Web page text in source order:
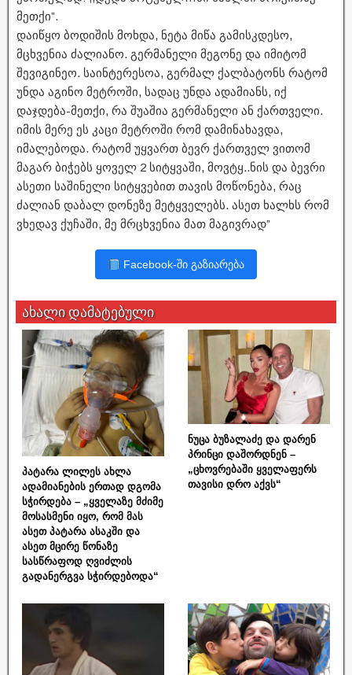
მეთქი”.
დაიწყო ბოდიშის მოხდა, ნეტა მიწა გამისკდესო,
მცხვენია ძალიანო. გერმანელი მეგონე და იმიტომ
შევიგინეო. საინტერესოა, გერმალ ქალბატონს რატომ
უნდა აგინო მეტროში, სადაც უნდა ადამიანს, იქ
დაჯდება-მეთქი, რა შუაშია გერმანელი ან ქართველი.
იმის მერე ეს კაცი მეტროში რომ დამინახავდა,
იმალებოდა. რატომ უყვართ ბევრ ქართველ ვითომ
მაგარ ბიჭებს ყოველ 2 სიტყვაში, მოვტყ..ნის და ბევრი
ასეთი საშინელი სიტყვებით თავის მოწონება, რაც
ძალიან დაბალ დონეზე მეტყველებს. ასეთ ხალხს რომ
ვხედავ ქუჩაში, მე მრცხვენია მათ მაგივრად”
Facebook-ში გაზიარება
ახალი დამატებული
პატარა ლილეს ახლა
ადამიანების ერთად დგომა
სჭირდება – „ყველაზე მძიმე
მოსასმენი იყო, რომ მას
ასეთ პატარა ასაკში და
ასეთ მცირე წონაზე
სასწრაფოდ ღვიძლის
გადანერგვა სჭირდებოდა“
ნუცა ბუზალაძე და დარენ
პრინცი დაშორდნენ –
„ცხოვრებაში ყველაფერს
თავისი დრო აქვს“